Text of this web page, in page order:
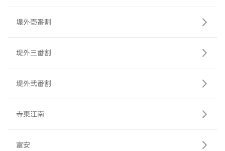
堤外壱番割
堤外三番割
堤外弐番割
寺東江南
富安